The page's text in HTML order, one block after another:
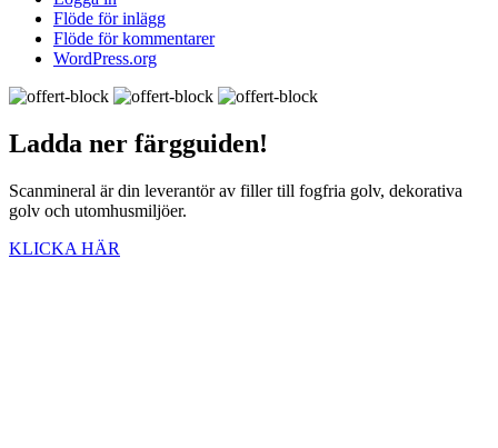
Flöde för inlägg
Flöde för kommentarer
WordPress.org
Ladda ner färgguiden!
Scanmineral är din leverantör av filler till fogfria golv, dekorativa
golv och utomhusmiljöer.
KLICKA HÄR